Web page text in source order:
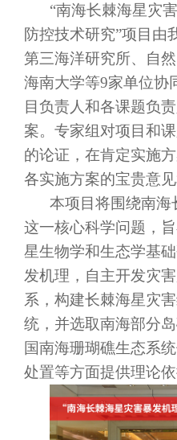
“南海长棘海星灾
防控技术研究”项目由
第三海洋研究所、自
海南大学等9家单位协
目负责人和各课题负
案。专家组对项目和
的论证，在肯定实施
各实施方案的宝贵意见
本项目将围绕南海
这一核心科学问题，
星生物学和生态学基
发机理，自主开发灾
系，构建长棘海星灾
统，并选取南海部分
国南海珊瑚礁生态系
处置等方面提供理论依